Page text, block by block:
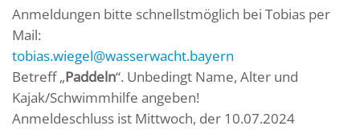
Anmeldungen bitte schnellstmöglich bei Tobias per
Mail:
tobias.wiegel@wasserwacht.bayern
Betreff „Paddeln“. Unbedingt Name, Alter und
Kajak/Schwimmhilfe angeben!
Anmeldeschluss ist Mittwoch, der 10.07.2024